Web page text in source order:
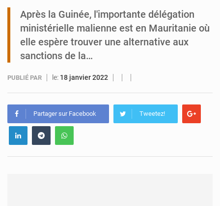
Tibiri : le dialogue, nouveau terrain de jeu pour la paix
Après la Guinée, l'importante délégation
ministérielle malienne est en Mauritanie où
elle espère trouver une alternative aux
sanctions de la…
PUBLIÉ PAR le: 18 janvier 2022
Partager sur Facebook Tweetez!